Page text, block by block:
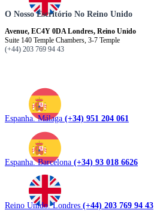
O Nosso Escritório No Reino Unido
Avenue, EC4Y 0DA Londres, Reino Unido
Suite 140 Temple Chambers, 3-7 Temple
(+44) 203 769 94 43
Espanha. Málaga (+34) 951 204 061
Espanha. Barcelona (+34) 93 018 6626
Reino Unido. Londres (+44) 203 769 94 43